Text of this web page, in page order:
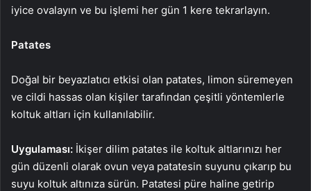
iyice ovalayın ve bu işlemi her gün 1 kere tekrarlayın.
Patates
Doğal bir beyazlatıcı etkisi olan patates, limon süremeyen
ve cildi hassas olan kişiler tarafından çeşitli yöntemlerle
koltuk altları için kullanılabilir.
Uygulaması: İkişer dilim patates ile koltuk altlarınızı her
gün düzenli olarak ovun veya patatesin suyunu çıkarıp bu
suyu koltuk altınıza sürün. Patatesi püre haline getirip